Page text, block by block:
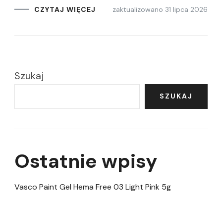
CZYTAJ WIĘCEJ zaktualizowano 31 lipca 2026
Szukaj
SZUKAJ
Ostatnie wpisy
Vasco Paint Gel Hema Free 03 Light Pink 5g